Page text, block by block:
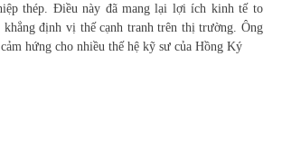
thép. Điều này đã mang lại lợi ích kinh tế to
định vị thế cạnh tranh trên thị trường. Ông
hứng cho nhiều thế hệ kỹ sư của Hồng Ký